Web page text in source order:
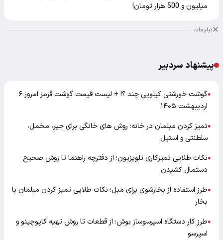
میلیون و 500 هزار تومان!
تبلیغات
پیشنهاد سردبیر
●
گوشت خورشتی کیلویی چند ؟! + لیست قیمت گوشت قرمز امروز ۶
اردیبهشت ۱۴۰۵
●تمیز کردن مبلمان در خانه؛ روش های خانگی برای جیر، مخمل،
سلطنتی و استیل
●نکات طلایی تمیزکاری تلویزیون؛ از دفترچه راهنما تا روش صحیح
دستمال کشیدن
●طرز استفاده از بخارشوی برای مبل؛ نکات طلایی تمیز کردن مبلمان با
بخار
●طرز کار دستگاه اسپرسوساز بوش؛ از قطعات تا روش تهیه کاپوچینو و
اسپرسو